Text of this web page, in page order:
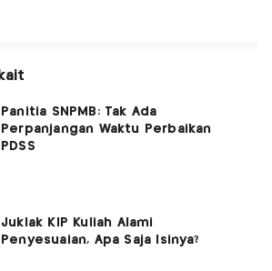
Panitia SNPMB: Tak Ada
Perpanjangan Waktu Perbaikan
PDSS
Juklak KIP Kuliah Alami
Penyesuaian, Apa Saja Isinya?